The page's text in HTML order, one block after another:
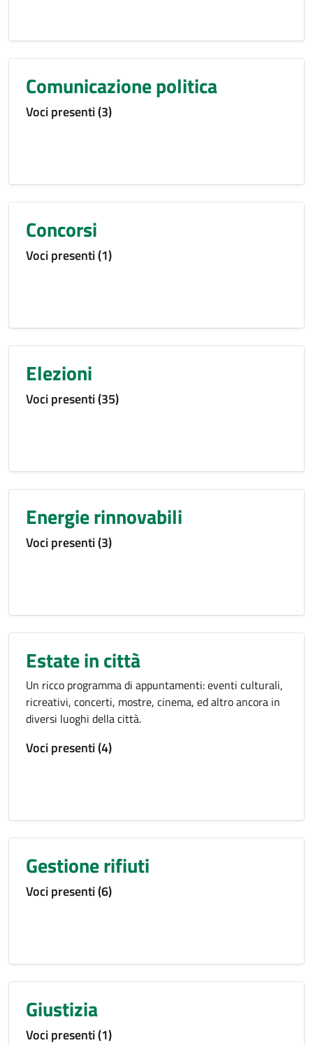
Comunicazione politica
Voci presenti (3)
Concorsi
Voci presenti (1)
Elezioni
Voci presenti (35)
Energie rinnovabili
Voci presenti (3)
Estate in città
Un ricco programma di appuntamenti: eventi culturali,
ricreativi, concerti, mostre, cinema, ed altro ancora in
diversi luoghi della città.
Voci presenti (4)
Gestione rifiuti
Voci presenti (6)
Giustizia
Voci presenti (1)